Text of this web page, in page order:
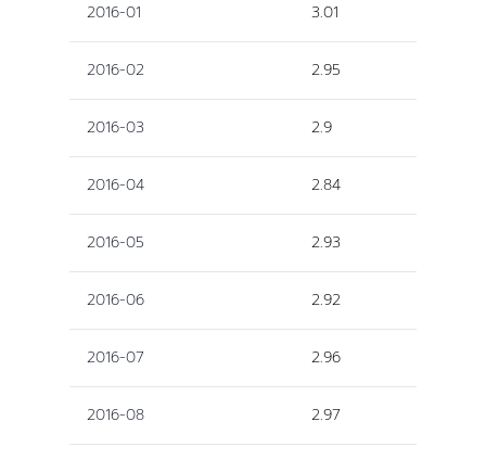
2016-01 3.01
2016-02 2.95
2016-03 2.9
2016-04 2.84
2016-05 2.93
2016-06 2.92
2016-07 2.96
2016-08 2.97